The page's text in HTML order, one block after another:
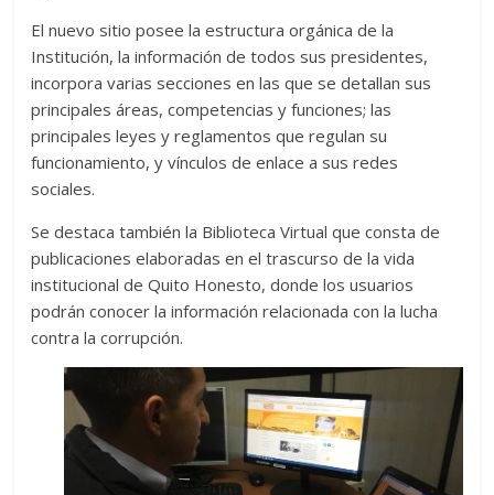
El nuevo sitio posee la estructura orgánica de la
Institución, la información de todos sus presidentes,
incorpora varias secciones en las que se detallan sus
principales áreas, competencias y funciones; las
principales leyes y reglamentos que regulan su
funcionamiento, y vínculos de enlace a sus redes
sociales.
Se destaca también la Biblioteca Virtual que consta de
publicaciones elaboradas en el trascurso de la vida
institucional de Quito Honesto, donde los usuarios
podrán conocer la información relacionada con la lucha
contra la corrupción.